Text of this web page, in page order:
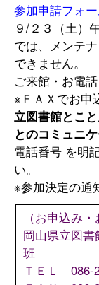
参加申請フォ
９/２３（土）
では、メンテ
できません。
ご来館・お電
※ＦＡＸでお申
立図書館とこ
とのコミュニ
電話番号 を明
い。
※参加決定の通
（お申込み
岡山県立図
班
ＴＥＬ 086-